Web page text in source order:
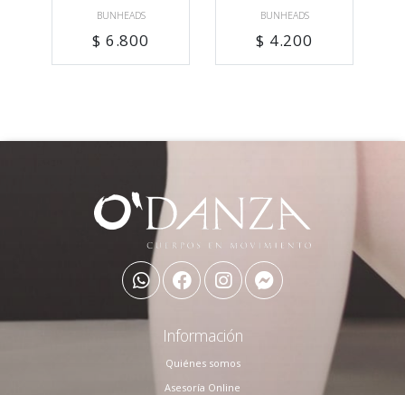
BUNHEADS
$ 6.800
BUNHEADS
$ 4.200
Información
Quiénes somos
Asesoría Online